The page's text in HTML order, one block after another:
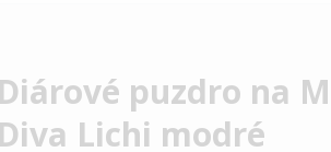
Diárové puzdro na
Diva Lichi modré